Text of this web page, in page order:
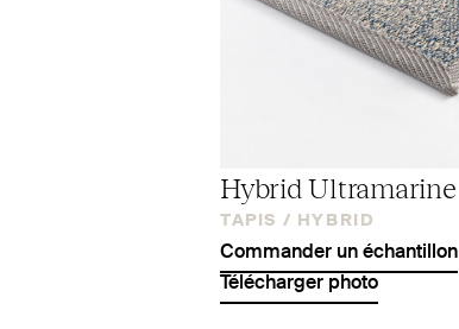
Hybrid Ultramarine
TAPIS / HYBRID
Commander un échantillon
Télécharger photo